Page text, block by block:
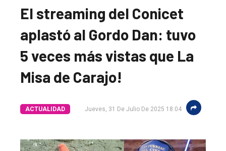
El streaming del Conicet
aplastó al Gordo Dan: tuvo
5 veces más vistas que La
Misa de Carajo!
ACTUALIDAD Jueves, 31 De Julio De 2025 18:04